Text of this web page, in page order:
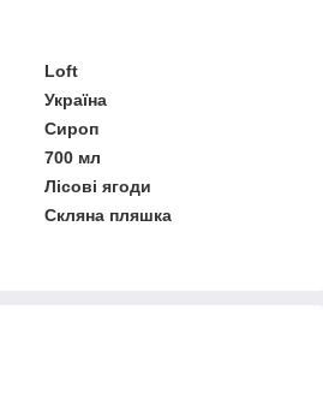
Loft
Україна
Сироп
700 мл
Лісові ягоди
Скляна пляшка